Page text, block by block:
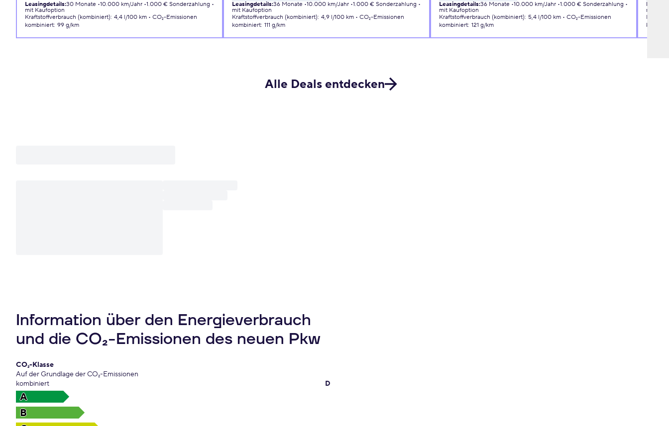
Leasingdetails:30 Monate 10.000 km/Jahr 1.000 € Sonderzahlung
mit Kaufoption
Kraftstoffverbrauch (kombiniert): 4,4 l/100 km
CO₂-Emissionen
kombiniert: 99 g/km
Leasingdetails:36 Monate 10.000 km/Jahr 1.000 € Sonderzahlung
mit Kaufoption
Kraftstoffverbrauch (kombiniert): 4,9 l/100 km
CO₂-Emissionen
kombiniert: 111 g/km
Leasingdetails:36 Monate 10.000 km/Jahr 1.000 € Sonderzahlung
mit Kaufoption
Kraftstoffverbrauch (kombiniert): 5,4 l/100 km
CO₂-Emissionen
kombiniert: 121 g/km
mit
Alle Deals entdecken
Information über den Energieverbrauch
und die CO₂-Emissionen des neuen Pkw
CO₂-Klasse
Auf der Grundlage der CO₂-Emissionen
kombiniert
D
A
B